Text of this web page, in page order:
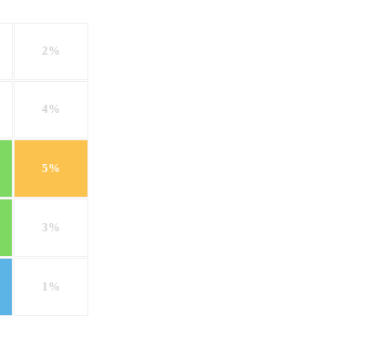
2%
4%
5%
3%
1%